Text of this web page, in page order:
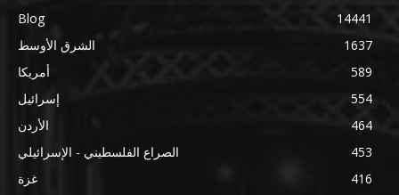
Blog
14441
الشرق الأوسط
1637
أمريكا
589
إسرائيل
554
الأردن
464
الصراع الفلسطيني - الإسرائيلي
453
غزة
416